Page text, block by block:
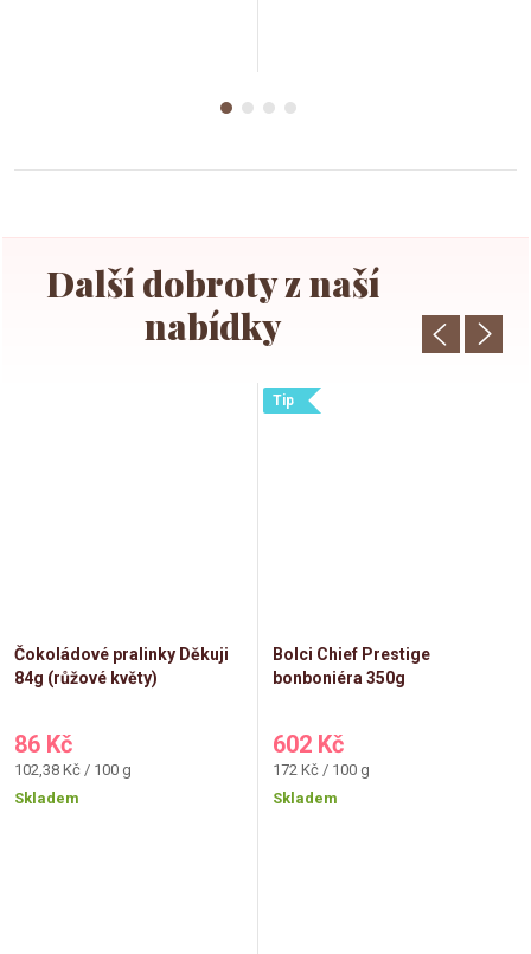
Čokoládové pralinky Děkuji
84g (růžové květy)
86 Kč
Měrná
cena:
102,38 Kč / 100 g
Skladem
Tip
Bolci Chief Prestige
bonboniéra 350g
602 Kč
Měrná
cena:
172 Kč / 100 g
Skladem